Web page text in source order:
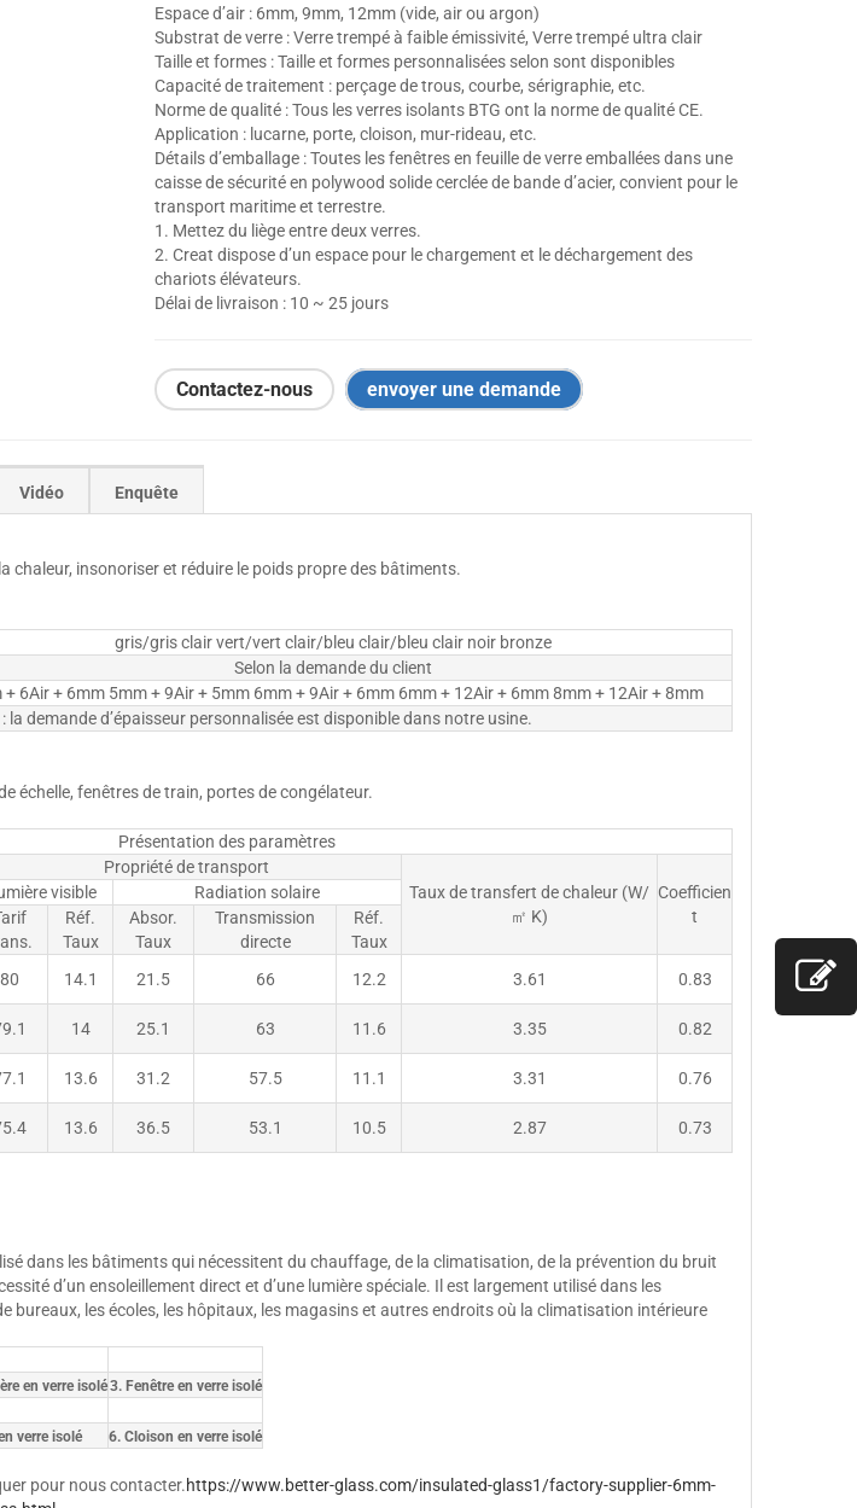
Espace d’air : 6mm, 9mm, 12mm (vide, air ou argon)
Substrat de verre : Verre trempé à faible émissivité, Verre trempé ultra clair
Taille et formes : Taille et formes personnalisées selon sont disponibles
Capacité de traitement : perçage de trous, courbe, sérigraphie, etc.
Norme de qualité : Tous les verres isolants BTG ont la norme de qualité CE.
Application : lucarne, porte, cloison, mur-rideau, etc.
Détails d’emballage : Toutes les fenêtres en feuille de verre emballées dans une
caisse de sécurité en polywood solide cerclée de bande d’acier, convient pour le
transport maritime et terrestre.
1. Mettez du liège entre deux verres.
2. Creat dispose d’un espace pour le chargement et le déchargement des
chariots élévateurs.
Délai de livraison : 10 ~ 25 jours
Contactez-nous envoyer une demande
Vidéo Enquête
chaleur, insonoriser et réduire le poids propre des bâtiments.
gris/gris clair vert/vert clair/bleu clair/bleu clair noir bronze
Selon la demande du client
+ 6Air + 6mm 5mm + 9Air + 5mm 6mm + 9Air + 6mm 6mm + 12Air + 6mm 8mm + 12Air + 8mm
la demande d’épaisseur personnalisée est disponible dans notre usine.
échelle, fenêtres de train, portes de congélateur.
Présentation des paramètres
Propriété de transport
Taux de transfert de chaleur (W/
㎡ K)
Coefficien
t
visible
Radiation solaire
Réf.
Taux
Absor.
Taux
Transmission
directe
Réf.
Taux
80 14.1 21.5 66 12.2 3.61 0.83
14 25.1 63 11.6 3.35 0.82
13.6 31.2 57.5 11.1 3.31
0.76
13.6 36.5 53.1 10.5 2.87 0.73
dans les bâtiments qui nécessitent du chauffage, de la climatisation, de la prévention du bruit
d’un ensoleillement direct et d’une lumière spéciale. Il est largement utilisé dans les
bureaux, les écoles, les hôpitaux, les magasins et autres endroits où la climatisation intérieure
en verre isolé3. Fenêtre en verre isolé
verre isolé 6. Cloison en verre isolé
pour nous contacter. https://www.better-glass.com/insulated-glass1/factory-supplier-6mm-